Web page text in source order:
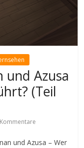
und Azusa
(Teil
und Azusa – Wer